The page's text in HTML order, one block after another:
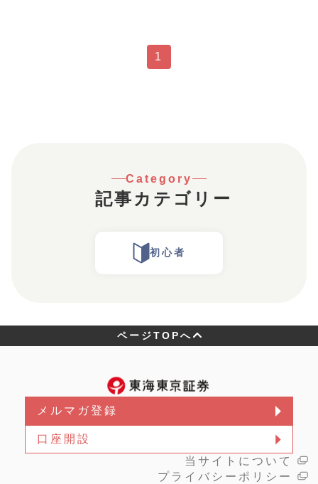
REITの仕組みや種類、
1
Category
記事カテゴリー
初心者
ページTOPへ
メルマガ登録
口座開設
当サイトについて
プライバシーポリシー